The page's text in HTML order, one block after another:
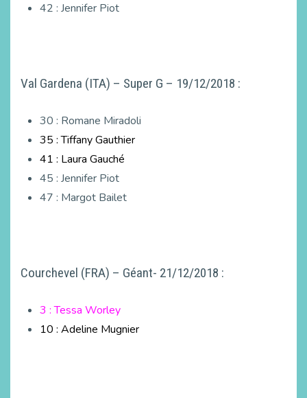
42 : Jennifer Piot
Val Gardena (ITA) – Super G – 19/12/2018 :
30 : Romane Miradoli
35 : Tiffany Gauthier
41 : Laura Gauché
45 : Jennifer Piot
47 : Margot Bailet
Courchevel (FRA) – Géant- 21/12/2018 :
3 : Tessa Worley
10 : Adeline Mugnier